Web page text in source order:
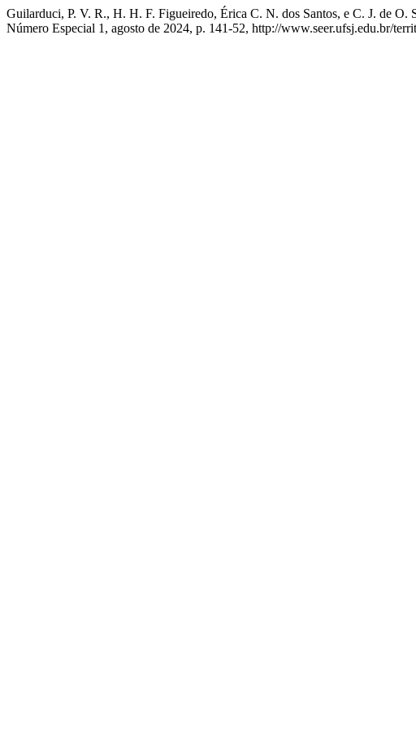
Guilarduci, P. V. R., H. H. F. Figueiredo, Érica C. N. dos Santos, e C. J. de
Número Especial 1, agosto de 2024, p. 141-52, http://www.seer.ufsj.edu.br/